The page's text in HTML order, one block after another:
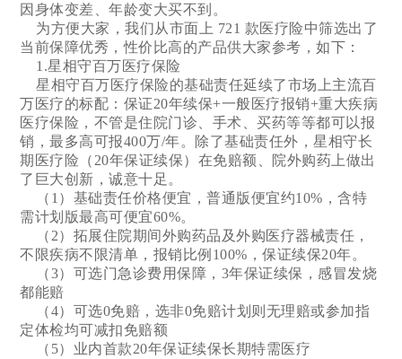
因身体变差、年龄变大买不到。
为方便大家，我们从市面上 721 款医疗险中筛选出了
当前保障优秀，性价比高的产品供大家参考，如下：
1.星相守百万医疗保险
星相守百万医疗保险的基础责任延续了市场上主流百
万医疗的标配：保证20年续保+一般医疗报销+重大疾病
医疗保险，不管是住院门诊、手术、买药等等都可以报
销，最多高可报400万/年。除了基础责任外，星相守长
期医疗险（20年保证续保）在免赔额、院外购药上做出
了巨大创新，诚意十足。
（1）基础责任价格便宜，普通版便宜约10%，含特
需计划版最高可便宜60%。
（2）拓展住院期间外购药品及外购医疗器械责任，
不限疾病不限清单，报销比例100%，保证续保20年。
（3）可选门急诊费用保障，3年保证续保，感冒发烧
都能赔
（4）可选0免赔，选非0免赔计划则无理赔或参加指
定体检均可减扣免赔额
（5）业内首款20年保证续保长期特需医疗